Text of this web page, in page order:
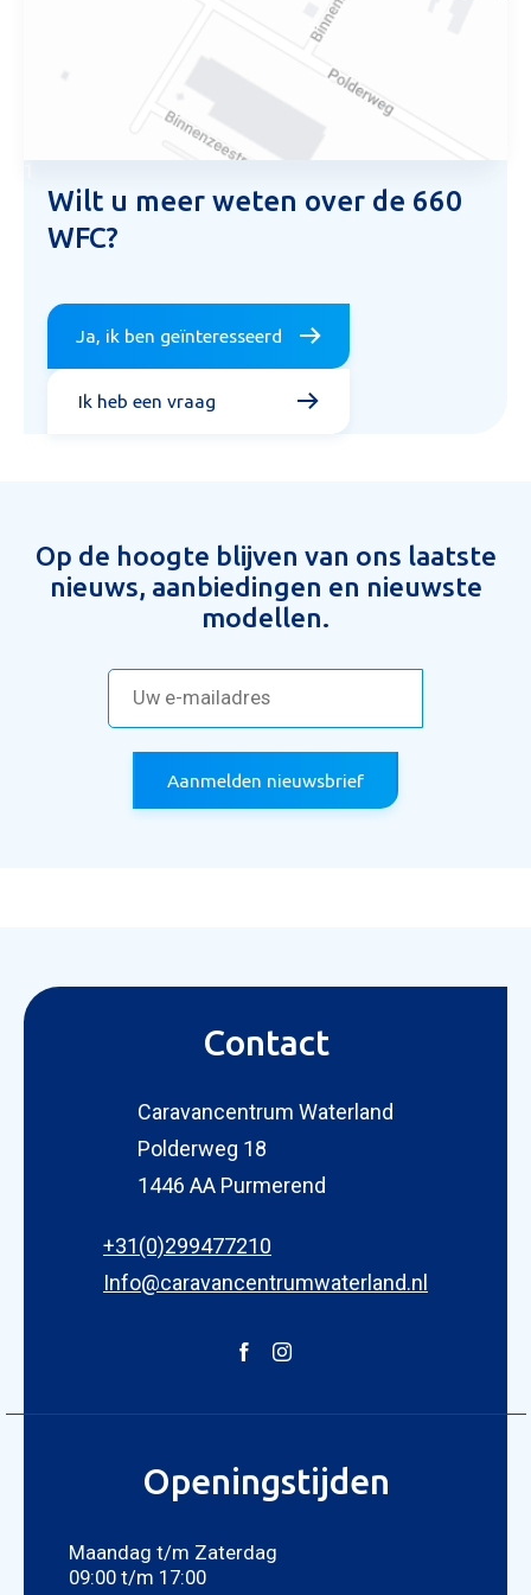
Wilt u meer weten over de 660
WFC?
Ja, ik ben geïnteresseerd
Ik heb een vraag
Op de hoogte blijven van ons laatste
nieuws, aanbiedingen en nieuwste
modellen.
Aanmelden nieuwsbrief
Contact
Caravancentrum Waterland
Polderweg 18
1446 AA Purmerend
+31(0)299477210
Info@caravancentrumwaterland.nl
Openingstijden
Maandag t/m Zaterdag
09:00 t/m 17:00